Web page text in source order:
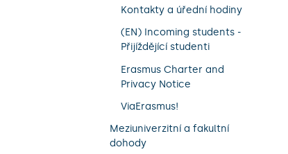
Kontakty a úřední hodiny
(EN) Incoming students -
Přijíždějící studenti
Erasmus Charter and
Privacy Notice
ViaErasmus!
Meziuniverzitní a fakultní
dohody